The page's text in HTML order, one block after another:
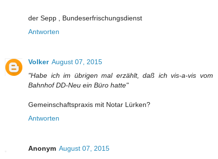
der Sepp , Bundeserfrischungsdienst
Antworten
Volker August 07, 2015
"Habe ich im übrigen mal erzählt, daß ich vis-a-vis vom
Bahnhof DD-Neu ein Büro hatte"
Gemeinschaftspraxis mit Notar Lürken?
Antworten
Anonym August 07, 2015